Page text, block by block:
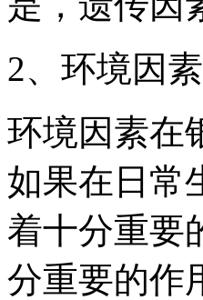
2、环境因素
环境因素在
如果在日常
着十分重要
分重要的作